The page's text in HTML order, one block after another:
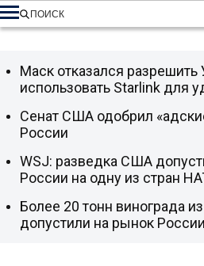
ПОИСК
Маск отказался разрешить
использовать Starlink для
Сенат США одобрил
России
WSJ: разведка США
России на одну из стран
Более 20 тонн винограда
допустили на рынок России